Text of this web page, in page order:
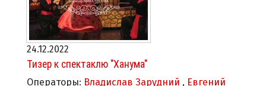
24.12.2022
Тизер к спектаклю "Ханума"
Операторы: Владислав Зарудний , Евгений